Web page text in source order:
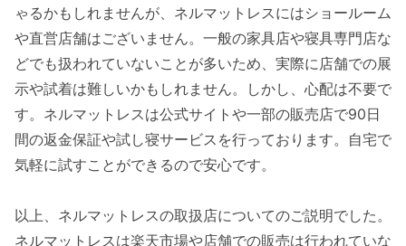
ゃるかもしれませんが、ネルマットレスにはショールーム
や直営店舗はございません。一般の家具店や寝具専門店な
どでも扱われていないことが多いため、実際に店舗での展
示や試着は難しいかもしれません。しかし、心配は不要で
す。ネルマットレスは公式サイトや一部の販売店で90日
間の返金保証や試し寝サービスを行っております。自宅で
気軽に試すことができるので安心です。
以上、ネルマットレスの取扱店についてのご説明でした。
ネルマットレスは楽天市場や店舗での販売は行われていな